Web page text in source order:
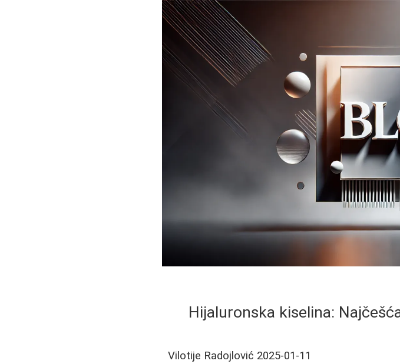
Hijaluronska kiselina:
Vilotije Radojlović 2025-01-11